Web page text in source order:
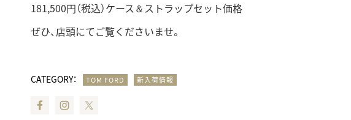
181,500円（税込）ケース＆ストラップセット価格
ぜひ、店頭にてご覧くださいませ。
CATEGORY： TOM FORD 新入荷情報
FacebookInstagram